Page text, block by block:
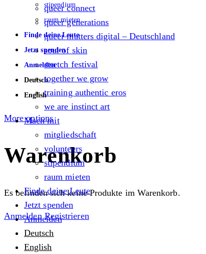
stipendium
raum mieten
Finde deine Leute
Jetzt spenden
Anmelden
Deutsch
English
More options
Warenkorb
Es befinden sich keine Produkte im Warenkorb.
Anmelden Registrieren
queer connect
queer generations
queer matters digital – Deutschland
soul of skin
stretch festival
together we grow
training authentic eros
we are instinct art
Mach mit
mitgliedschaft
volunteers
stipendium
raum mieten
Finde deine Leute
Jetzt spenden
Anmelden
Deutsch
English